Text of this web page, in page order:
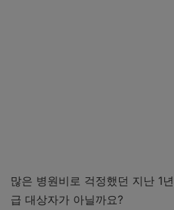
많은 병원비로 걱정했던 지난 1
급 대상자가 아닐까요?